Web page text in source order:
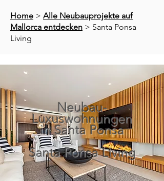
Home > Alle Neubauprojekte auf
Mallorca entdecken > Santa Ponsa
Living
Neubau-
Luxuswohnungen
in Santa Ponsa
Santa Ponsa Living